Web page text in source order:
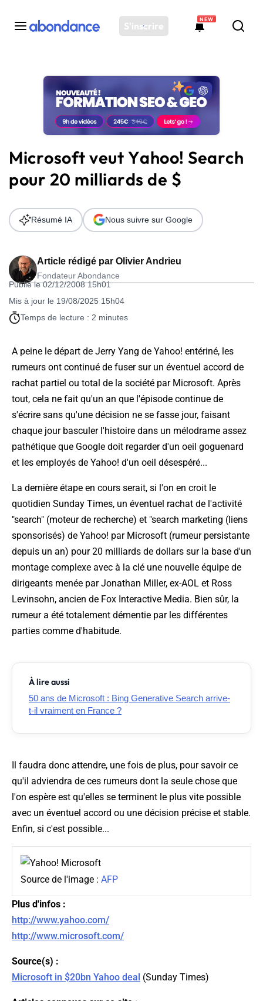
S'inscrire
NEW
Toutes les actus
Actus SEO
Plateforme
Solutions
Ressources
Audit SEO
Microsoft veut Yahoo! Search
pour 20 milliards de $
Article rédigé par Olivier Andrieu
Fondateur Abondance
Publié le 02/12/2008 15h01
Mis à jour le 19/08/2025 15h04
Temps de lecture : 2 minutes
Résumé IA Nous suivre sur Google
A peine le départ de Jerry Yang de Yahoo! entériné, les
rumeurs ont continué de fuser sur un éventuel accord de
rachat partiel ou total de la société par Microsoft. Après
tout, cela ne fait qu'un an que l'épisode continue de
s'écrire sans qu'une décision ne se fasse jour, faisant
chaque jour basculer l'histoire dans un mélodrame assez
pathétique que Google doit regarder d'un oeil goguenard
et les employés de Yahoo! d'un oeil désespéré...
La dernière étape en cours serait, si l'on en croit le
quotidien Sunday Times, un éventuel rachat de l'activité
"search" (moteur de recherche) et "search marketing (liens
sponsorisés) de Yahoo! par Microsoft (rumeur persistante
depuis un an) pour 20 milliards de dollars sur la base d'un
montage complexe avec à la clé une nouvelle équipe de
dirigeants menée par Jonathan Miller, ex-AOL et Ross
Levinsohn, ancien de Fox Interactive Media. Bien sûr, la
rumeur a été totalement démentie par les différentes
parties comme d'habitude.
À lire aussi
50 ans de Microsoft : Bing Generative Search arrive-
t-il vraiment en France ?
Il faudra donc attendre, une fois de plus, pour savoir ce
qu'il adviendra de ces rumeurs dont la seule chose que
l'on espère est qu'elles se terminent le plus vite possible
avec un éventuel accord ou une décision précise et stable.
Enfin, si c'est possible...
Source de l'image : AFP
Plus d'infos :
http://www.yahoo.com/
http://www.microsoft.com/
Source(s) :
Microsoft in $20bn Yahoo deal (Sunday Times)